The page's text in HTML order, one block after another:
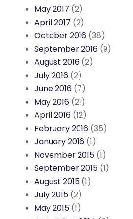
May 2017 (2)
April 2017 (2)
October 2016 (38)
September 2016 (9)
August 2016 (2)
July 2016 (2)
June 2016 (7)
May 2016 (21)
April 2016 (12)
February 2016 (35)
January 2016 (1)
November 2015 (1)
September 2015 (1)
August 2015 (1)
July 2015 (2)
May 2015 (1)